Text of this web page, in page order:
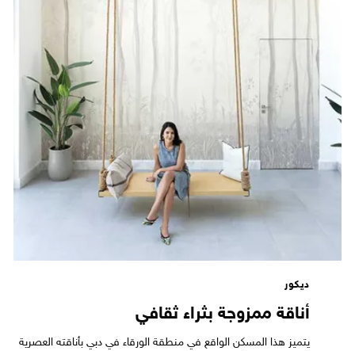
ديكور
أناقة ممزوجة بثراء ثقافي
يتميز هذا المسكن الواقع في منطقة الورقاء في دبي بأناقته العصرية